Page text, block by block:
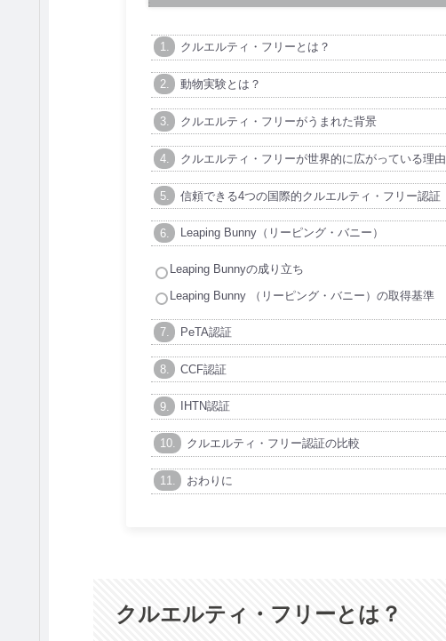
クルエルティ・フリーとは？
動物実験とは？
クルエルティ・フリーがうまれた背景
クルエルティ・フリーが世界的に広がっている理由
信頼できる4つの国際的クルエルティ・フリー認証
Leaping Bunny（リーピング・バニー）
Leaping Bunnyの成り立ち
Leaping Bunny （リーピング・バニー）の取得基準
PeTA認証
CCF認証
IHTN認証
クルエルティ・フリー認証の比較
おわりに
クルエルティ・フリーとは？